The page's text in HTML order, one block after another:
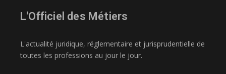
L'Officiel des Métiers
L'actualité juridique, réglementaire et jurisprudentielle de
toutes les professions au jour le jour.